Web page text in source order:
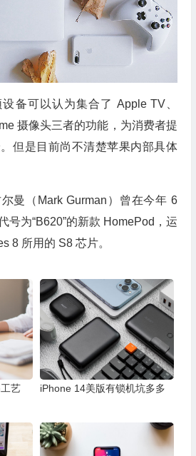
备可以认为集合了 Apple TV、
摄像头三者的功能，为消费者提
但是目前尚不清楚苹果内部具体
曼（Mark Gurman）曾在今年 6
号为“B620”的新款 HomePod，运
8 所用的 S8 芯片。
艺 iPhone 14美版有锁机坑多多